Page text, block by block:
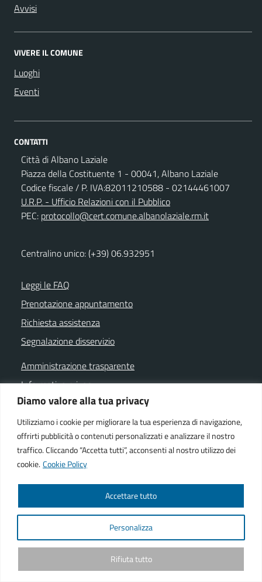
Diamo valore alla tua privacy
Utilizziamo i cookie per migliorare la tua esperienza di navigazione,
offrirti pubblicità o contenuti personalizzati e analizzare il nostro
traffico. Cliccando “Accetta tutti”, acconsenti al nostro utilizzo dei
cookie. Cookie Policy
Personalizza
Rifiuta tutto
Accettare tutto
Avvisi
VIVERE IL COMUNE
Luoghi
Eventi
CONTATTI
Città di Albano Laziale
Piazza della Costituente 1 - 00041, Albano Laziale
Codice fiscale / P. IVA:82011210588 - 02144461007
U.R.P. - Ufficio Relazioni con il Pubblico
PEC: protocollo@cert.comune.albanolaziale.rm.it
Centralino unico: (+39) 06.932951
Leggi le FAQ
Prenotazione appuntamento
Richiesta assistenza
Segnalazione disservizio
Amministrazione trasparente
Informativa privacy
Note legali
Dichiarazione di accessibilità
Cookie policy
Facebook istituzionale
Facebook museo civico
YouTubeTelegramWhatsapp
Powered byWe-COM srl